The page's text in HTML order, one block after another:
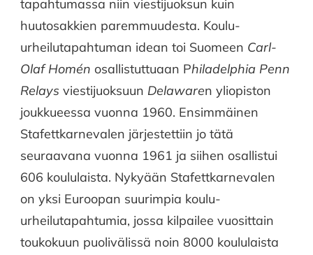
tapahtumassa niin viestijuoksun kuin
huutosakkien paremmuudesta. Koulu-
urheilutapahtuman idean toi Suomeen Carl-
Olaf Homén osallistuttuaan Philadelphia Penn
Relays viestijuoksuun Delawaren yliopiston
joukkueessa vuonna 1960. Ensimmäinen
Stafettkarnevalen järjestettiin jo tätä
seuraavana vuonna 1961 ja siihen osallistui
606 koululaista. Nykyään Stafettkarnevalen
on yksi Euroopan suurimpia koulu-
urheilutapahtumia, jossa kilpailee vuosittain
toukokuun puolivälissä noin 8000 koululaista